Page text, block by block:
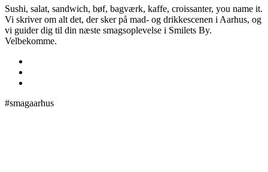
Sushi, salat, sandwich, bøf, bagværk, kaffe, croissanter, you name it.
Vi skriver om alt det, der sker på mad- og drikkescenen i Aarhus, og
vi guider dig til din næste smagsoplevelse i Smilets By.
Velbekomme.
#smagaarhus